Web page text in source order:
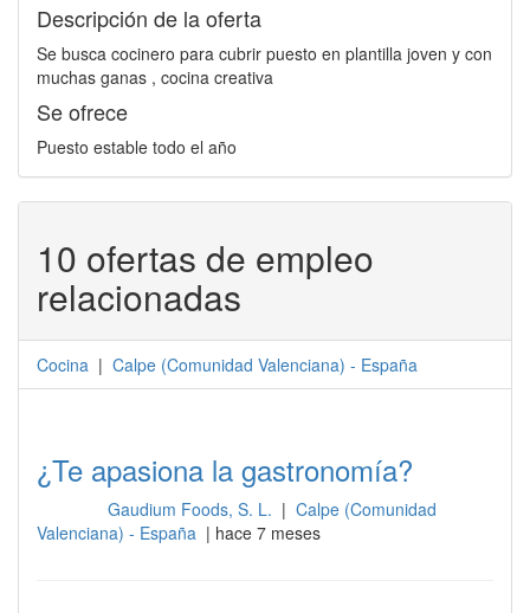
Descripción de la oferta
Se busca cocinero para cubrir puesto en plantilla joven y con
muchas ganas , cocina creativa
Se ofrece
Puesto estable todo el año
10 ofertas de empleo
relacionadas
Cocina | Calpe (Comunidad Valenciana) - España
¿Te apasiona la gastronomía?
Gaudium Foods, S. L. | Calpe (Comunidad
Valenciana) - España | hace 7 meses